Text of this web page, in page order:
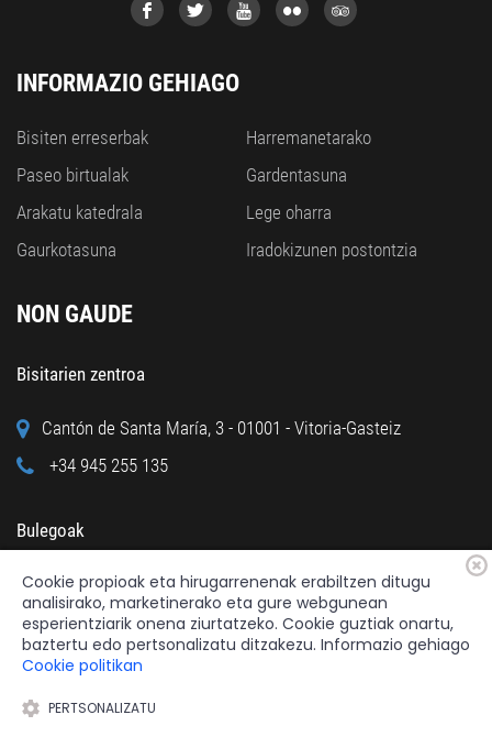
INFORMAZIO GEHIAGO
Bisiten erreserbak
Paseo birtualak
Arakatu katedrala
Gaurkotasuna
Harremanetarako
Gardentasuna
Lege oharra
Iradokizunen postontzia
NON GAUDE
Bisitarien zentroa
Cantón de Santa María, 3 - 01001 - Vitoria-Gasteiz
+34 945 255 135
Bulegoak
Calle Cuchillería, 95 - 01001 - Vitoria-Gasteiz
+34 945 122 160
Cookie propioak eta hirugarrenenak erabiltzen ditugu
analisirako, marketinerako eta gure webgunean
esperientziarik onena ziurtatzeko. Cookie guztiak onartu,
baztertu edo pertsonalizatu ditzakezu. Informazio gehiago
Cookie politikan
PERTSONALIZATU